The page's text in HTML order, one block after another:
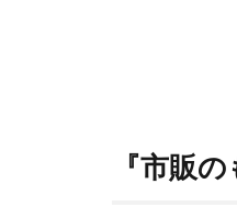
『市販